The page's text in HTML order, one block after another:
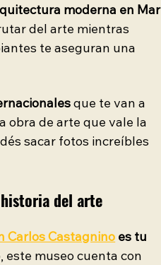
moderna en
del arte mientras
te aseguran una
que te van a
obra de arte que vale la
sacar fotos increíbles
del arte
Carlos Castagnino es tu
este museo cuenta con